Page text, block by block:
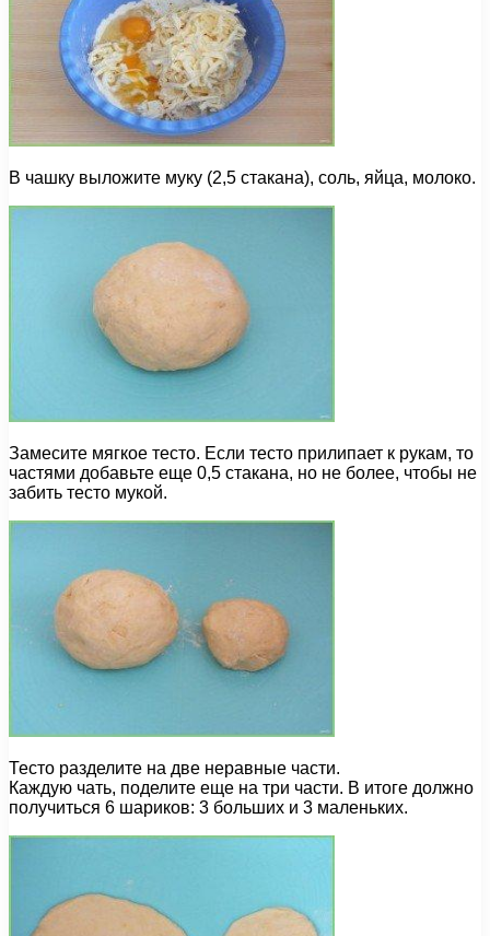
В чашку выложите муку (2,5 стакана), соль, яйца, молоко.
Замесите мягкое тесто. Если тесто прилипает к рукам, то
частями добавьте еще 0,5 стакана, но не более, чтобы не
забить тесто мукой.
Тесто разделите на две неравные части.
Каждую чать, поделите еще на три части. В итоге должно
получиться 6 шариков: 3 больших и 3 маленьких.